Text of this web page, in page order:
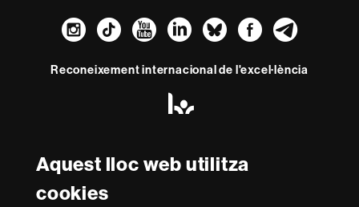
Aquest lloc web utilitza
cookies
Instagram
TikTokYouTube
LinkedIn
Bluesky
Reconeixement internacional de l'excel·lència
-
Euraxess
Amb el finançament de